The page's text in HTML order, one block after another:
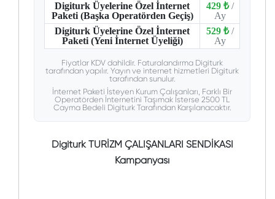
Digiturk Üyelerine Özel İnternet
Paketi (Başka Operatörden Geçiş)
429 ₺ /
Ay
Digiturk Üyelerine Özel İnternet
Paketi (Yeni İnternet Üyeliği)
529 ₺ /
Ay
Fiyatlar KDV dahildir. Faturalandırma Digiturk
tarafından yapılır. Yayın ve internet hizmetleri Digiturk
tarafından sunulur.
İnternet Paketi İsteyen Kurum Çalışanları, Farklı Bir
Operatörden İnternetini Taşımak İsterse 2500 TL
Cayma Bedeli Digiturk Tarafından Karşılanacaktır.
Digiturk TURİZM ÇALIŞANLARI SENDİKASI
Kampanyası